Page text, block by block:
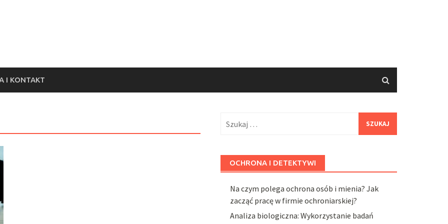
I KONTAKT
OCHRONA I DETEKTYWI
Na czym polega ochrona osób i mienia? Jak
zacząć pracę w firmie ochroniarskiej?
Analiza biologiczna: Wykorzystanie badań